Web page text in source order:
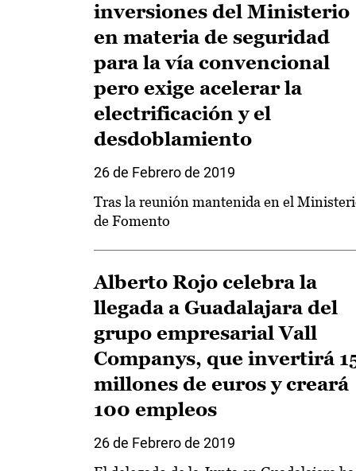
inversiones del Ministerio
en materia de seguridad
para la vía convencional
pero exige acelerar la
electrificación y el
desdoblamiento
26 de Febrero de 2019
Tras la reunión mantenida en el
de Fomento
Alberto Rojo celebra la
llegada a Guadalajara del
grupo empresarial Vall
Companys, que invertirá
millones de euros y creará
100 empleos
26 de Febrero de 2019